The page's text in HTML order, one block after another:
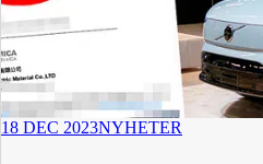
18 DEC 2023NYHETER